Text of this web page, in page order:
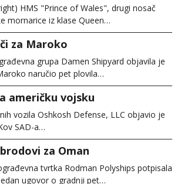
HMS "Prince of Wales", drugi nosač
mornarice iz klase Queen…
za Maroko
grupa Damen Shipyard objavila je
naručio pet plovila…
američku vojsku
vozila Oshkosh Defense, LLC objavio je
SAD-a…
za Oman
tvrtka Rodman Polyships potpisala
ugovor o gradnji pet…